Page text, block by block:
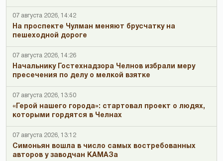
07 августа 2026, 14:42
На проспекте Чулман меняют брусчатку на
пешеходной дороге
07 августа 2026, 14:26
Начальнику Гостехнадзора Челнов избрали меру
пресечения по делу о мелкой взятке
07 августа 2026, 13:50
«Герой нашего города»: стартовал проект о людях,
которыми гордятся в Челнах
07 августа 2026, 13:12
Симоньян вошла в число самых востребованных
авторов у заводчан КАМАЗа